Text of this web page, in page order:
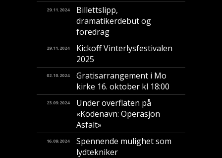
29.11.2024
Billettslipp,
dramatikerdebut og
foredrag
29.11.2024
Kickoff Vinterlysfestivalen
2025
02.10.2024
Gratisarrangement i Mo
kirke 16. oktober kl 18:00
23.09.2024
Under overflaten på
«Kodenavn: Operasjon
Asfalt»
16.09.2024
Spennende mulighet som
lydtekniker